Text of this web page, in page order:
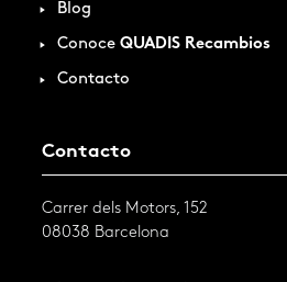
Blog
Conoce QUADIS Recambios
Contacto
Contacto
Carrer dels Motors, 152
08038 Barcelona